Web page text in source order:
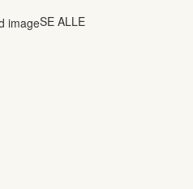
SE ALLE